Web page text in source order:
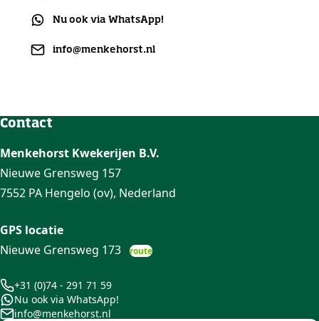
Nu ook via WhatsApp!
info@menkehorst.nl
Contact
Menkehorst Kwekerijen B.V.
Nieuwe Grensweg 157
7552 PA Hengelo (ov), Nederland
GPS locatie
Nieuwe Grensweg 173
route
+31 (0)74 - 291 71 59
Nu ook via WhatsApp!
info@menkehorst.nl